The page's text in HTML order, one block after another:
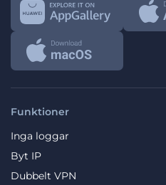
Funktioner
Inga loggar
Byt IP
Dubbelt VPN